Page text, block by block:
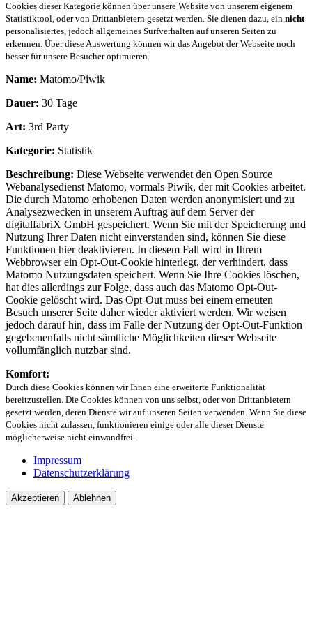
Cookies dieser Kategorie können über unsere Website von unserem eigenem
Statistiktool, oder von Drittanbietern gesetzt werden. Sie dienen dazu, ein nicht
personalisiertes, jedoch allgemeines Surfverhalten auf unseren Seiten zu
erkennen. Über diese Auswertung können wir das Angebot der Webseite noch
besser für unsere Besucher optimieren.
Name: Matomo/Piwik
Dauer: 30 Tage
Art: 3rd Party
Kategorie: Statistik
Beschreibung: Diese Webseite verwendet den Open Source
Webanalysedienst Matomo, vormals Piwik, der mit Cookies arbeitet.
Die durch Matomo erhobenen Daten werden anonymisiert und zu
Analysezwecken in unserem Auftrag auf dem Server der
digitalfabriX GmbH gespeichert. Wenn Sie mit der Speicherung und
Nutzung Ihrer Daten nicht einverstanden sind, können Sie diese
Funktionen hier deaktivieren. In diesem Fall wird in Ihrem
Webbrowser ein Opt-Out-Cookie hinterlegt, der verhindert, dass
Matomo Nutzungsdaten speichert. Wenn Sie Ihre Cookies löschen,
hat dies allerdings zur Folge, dass auch das Matomo Opt-Out-
Cookie gelöscht wird. Das Opt-Out muss bei einem erneuten
Besuch unserer Seite daher wieder aktiviert werden. Wir weisen
jedoch darauf hin, dass im Falle der Nutzung der Opt-Out-Funktion
gegebenenfalls nicht sämtliche Möglichkeiten dieser Webseite
vollumfänglich nutzbar sind.
Komfort:
Durch diese Cookies können wir Ihnen eine erweiterte Funktionalität
bereitzustellen. Die Cookies können von uns selbst, oder von Drittanbietern
gesetzt werden, deren Dienste wir auf unseren Seiten verwenden. Wenn Sie diese
Cookies nicht zulassen, funktionieren einige oder alle dieser Dienste
möglicherweise nicht einwandfrei.
Impressum
Datenschutzerklärung
Akzeptieren Ablehnen